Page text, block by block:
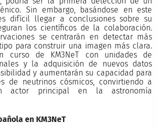
Sin embargo, basándose en este
difícil llegar a conclusiones sobre su
los científicos de la colaboración.
se centrarán en detectar más
para construir una imagen más clara.
curso de KM3NeT con unidades de
y la adquisición de nuevos datos
y aumentarán su capacidad para
de neutrinos cósmicos, convirtiendo a
actor principal en la astronomía
en KM3NeT